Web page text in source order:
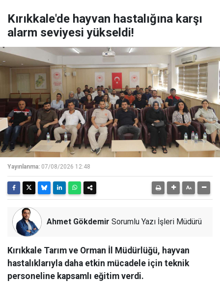
Kırıkkale'de hayvan hastalığına karşı
alarm seviyesi yükseldi!
Yayınlanma: 07/08/2026 12:48
Ahmet Gökdemir Sorumlu Yazı İşleri Müdürü
Kırıkkale Tarım ve Orman İl Müdürlüğü, hayvan
hastalıklarıyla daha etkin mücadele için teknik
personeline kapsamlı eğitim verdi.